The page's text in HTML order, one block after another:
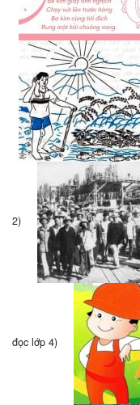
2)
đọc lớp 4)